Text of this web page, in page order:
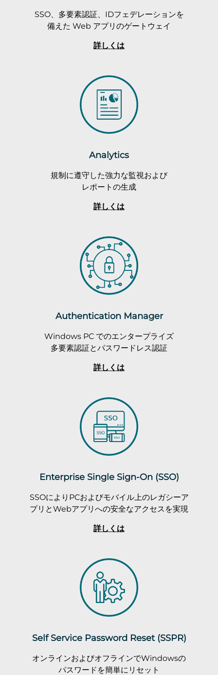
SSO、多要素認証、IDフェデレーションを
備えた Web アプリのゲートウェイ
詳しくは
Analytics
規制に遵守した強力な監視および
レポートの生成
詳しくは
Authentication Manager
Windows PC でのエンタープライズ
多要素認証とパスワードレス認証
詳しくは
Enterprise Single Sign-On (SSO)
SSOによりPCおよびモバイル上のレガシーア
プリとWebアプリへの安全なアクセスを実現
詳しくは
Self Service Password Reset (SSPR)
オンラインおよびオフラインでWindowsの
パスワードを簡単にリセット